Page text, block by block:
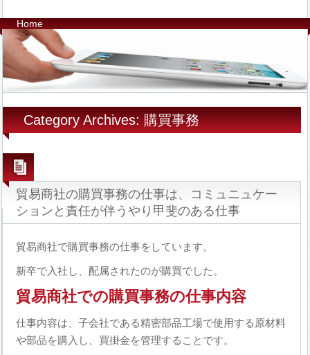
Home
Category Archives: 購買事務
貿易商社の購買事務の仕事は、コミュニュケー
ションと責任が伴うやり甲斐のある仕事
貿易商社で購買事務の仕事をしています。
新卒で入社し、配属されたのが購買でした。
貿易商社での購買事務の仕事内容
仕事内容は、子会社である精密部品工場で使用する原材料
や部品を購入し、買掛金を管理することです。